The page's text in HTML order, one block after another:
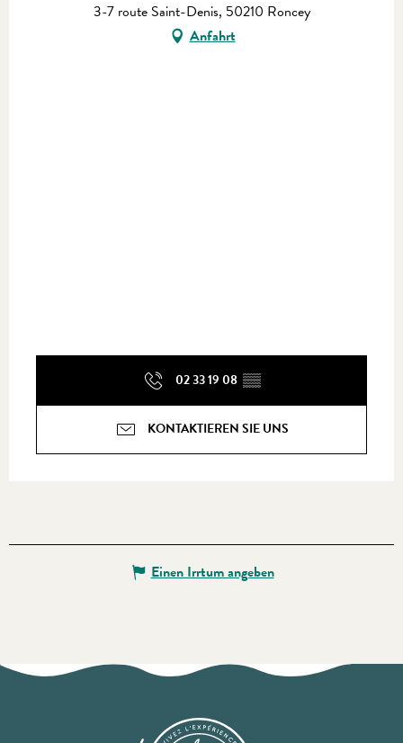
3-7 route Saint-Denis, 50210 Roncey
Anfahrt
02 33 19 08 ▒▒
KONTAKTIEREN SIE UNS
Einen Irrtum angeben